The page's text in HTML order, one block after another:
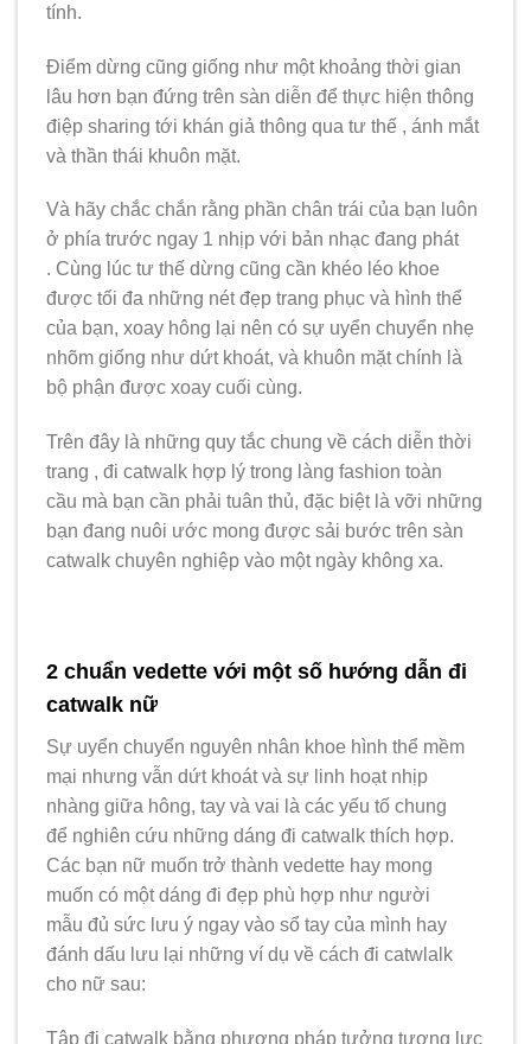
tính.
Điểm dừng cũng giống như một khoảng thời gian
lâu hơn bạn đứng trên sàn diễn để thực hiện thông
điệp sharing tới khán giả thông qua tư thế , ánh mắt
và thần thái khuôn mặt.
Và hãy chắc chắn rằng phần chân trái của bạn luôn
ở phía trước ngay 1 nhịp với bản nhạc đang phát
. Cùng lúc tư thế dừng cũng cần khéo léo khoe
được tối đa những nét đẹp trang phục và hình thể
của bạn, xoay hông lại nên có sự uyển chuyển nhẹ
nhõm giống như dứt khoát, và khuôn mặt chính là
bộ phận được xoay cuối cùng.
Trên đây là những quy tắc chung về cách diễn thời
trang , đi catwalk hợp lý trong làng fashion toàn
cầu mà bạn cần phải tuân thủ, đặc biệt là vỡi những
bạn đang nuôi ước mong được sải bước trên sàn
catwalk chuyên nghiệp vào một ngày không xa.
2 chuẩn vedette với một số hướng dẫn đi
catwalk nữ
Sự uyển chuyển nguyên nhân khoe hình thể mềm
mại nhưng vẫn dứt khoát và sự linh hoạt nhịp
nhàng giữa hông, tay và vai là các yếu tố chung
để nghiên cứu những dáng đi catwalk thích hợp.
Các bạn nữ muốn trở thành vedette hay mong
muốn có một dáng đi đẹp phù hợp như người
mẫu đủ sức lưu ý ngay vào sổ tay của mình hay
đánh dấu lưu lại những ví dụ về cách đi catwlalk
cho nữ sau:
Tập đi catwalk bằng phương pháp tưởng tượng lực